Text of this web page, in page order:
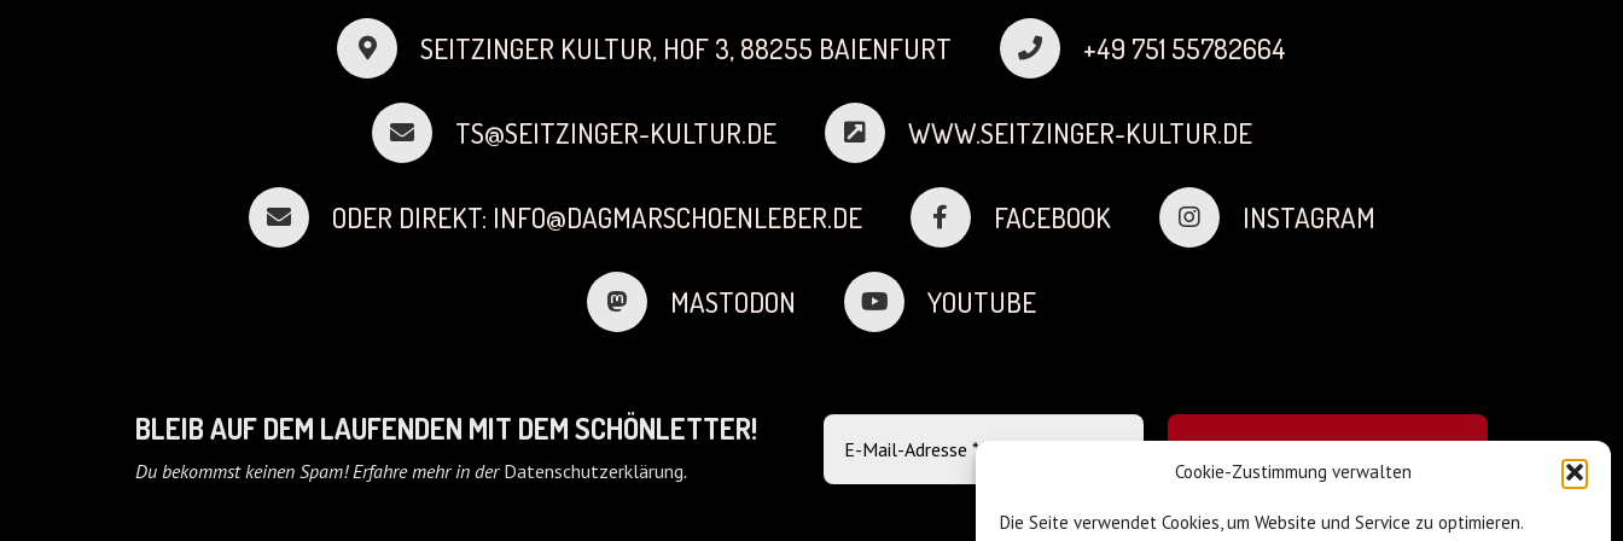
Cookie-Zustimmung verwalten
Die Seite verwendet Cookies, um Website und Service zu optimieren.
SEITZINGER KULTUR, HOF 3, 88255 BAIENFURT +49 751 55782664
TS@SEITZINGER-KULTUR.DE WWW.SEITZINGER-KULTUR.DE
ODER DIREKT: INFO@DAGMARSCHOENLEBER.DE FACEBOOK INSTAGRAM
MASTODON YOUTUBE
BLEIB AUF DEM LAUFENDEN MIT DEM SCHÖNLETTER!
Du bekommst keinen Spam! Erfahre mehr in der Datenschutzerklärung.